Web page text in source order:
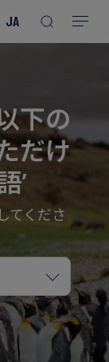
JA
Read more
Read more
Read more
Read more
Read more
下の
だけ
’
てくださ